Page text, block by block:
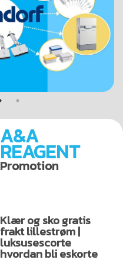
A&A
REAGENT
Promotion
Klær og sko gratis
frakt lillestrøm |
luksusescorte
hvordan bli eskorte